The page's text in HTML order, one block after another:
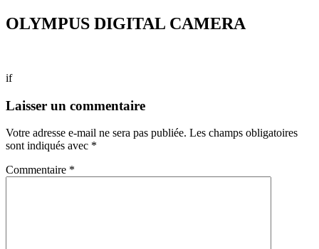
OLYMPUS DIGITAL CAMERA
if
Laisser un commentaire
Votre adresse e-mail ne sera pas publiée. Les champs obligatoires
sont indiqués avec *
Commentaire *